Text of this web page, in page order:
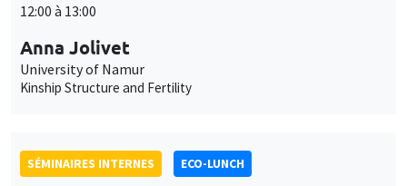
12:00 à 13:00
Anna Jolivet
University of Namur
Kinship Structure and Fertility
SÉMINAIRES INTERNES
ECO-LUNCH